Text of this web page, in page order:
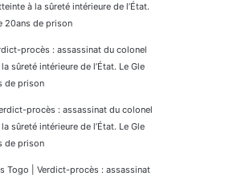
à la sûreté intérieure de l’État.
20ans de prison
procès : assassinat du colonel
sûreté intérieure de l’État. Le Gle
de prison
procès : assassinat du colonel
sûreté intérieure de l’État. Le Gle
de prison
Togo | Verdict-procès : assassinat